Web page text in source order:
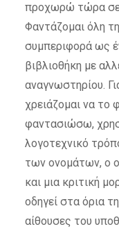
προχωρώ τώρα σε
Φαντάζομαι όλη
συμπεριφορά ως
βιβλιοθήκη με
αναγνωστηρίου.
χρειάζομαι να το
φαντασιώσω,
λογοτεχνικό
των ονομάτων, ο
και μια κριτική
οδηγεί στα όρια
αίθουσες του